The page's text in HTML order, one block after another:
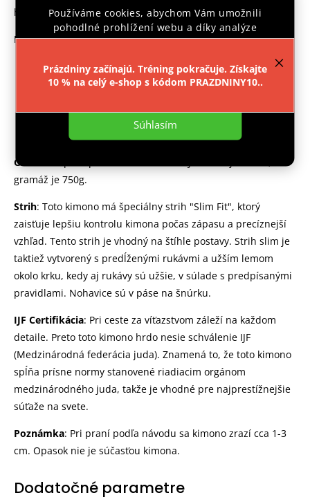
Používáme cookies, abychom Vám umožnili
pohodlné prohlížení webu a díky analýze
provozu webu neustále zlepšovali jeho funkce,
Nastavenie
Súhlasím
Prázdniny začínajú. Tréning pokračuje. Získajte
10 % na celý e-shop s kódom PRAZDNINY10..
históriu a ducha tohto športu!
Materiál:
Kabát je vyrobený v ideálnom pomerebavlny a
polyesteru(75% bavlna a 25% polyester).
zaručené vaše maximálne pohodlie. Nohavice sú tiež
na prednej strane vystužené od stehien dole.
Gramáž
gramáž je 750g.
Strih: Toto kimono má špeciálny strih "Slim Fit", ktorý
zaisťuje lepšiu kontrolu kimona počas zápasu a precíznejší
vzhľad. Tento strih je vhodný na štíhle postavy. Strih slim je
taktiež vytvorený s predĺženými rukávmi a užším lemom
okolo krku, kedy aj rukávy sú užšie, v súlade s predpísanými
pravidlami. Nohavice sú v páse na šnúrku.
IJF Certifikácia: Pri ceste za víťazstvom záleží na každom
detaile. Preto toto kimono hrdo nesie schválenie IJF
(Medzinárodná federácia juda). Znamená to, že toto kimono
spĺňa prísne normy stanovené riadiacim orgánom
medzinárodného juda, takže je vhodné pre najprestížnejšie
súťaže na svete.
Poznámka: Pri praní podľa návodu sa kimono zrazí cca 1-3
cm. Opasok nie je súčasťou kimona.
Dodatočné parametre